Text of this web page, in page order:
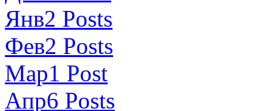
Янв2 Posts
Фев2 Posts
Мар1 Post
Апр6 Posts